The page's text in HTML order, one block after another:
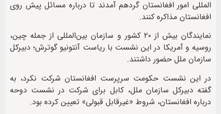
المللی امور افغانستان گردهم آمدند تا درباره مسائل پیش روی
افغانستان مذاکره کنند.
نمایندگان بیش از ۲۰ کشور و سازمان بین‌المللی از جمله چین،
روسیه و آمریکا در این نشست با ریاست آنتونیو گوترش؛ دبیرکل
سازمان ملل حضور داشتند.
در این نشست حکومت سرپرست افغانستان شرکت نکرد، به
گفته دبیرکل سازمان ملل، کابل برای شرکت در نشست دوحه
درباره افغانستان، شروط «غیرقابل قبولی» تعیین کرده بود.